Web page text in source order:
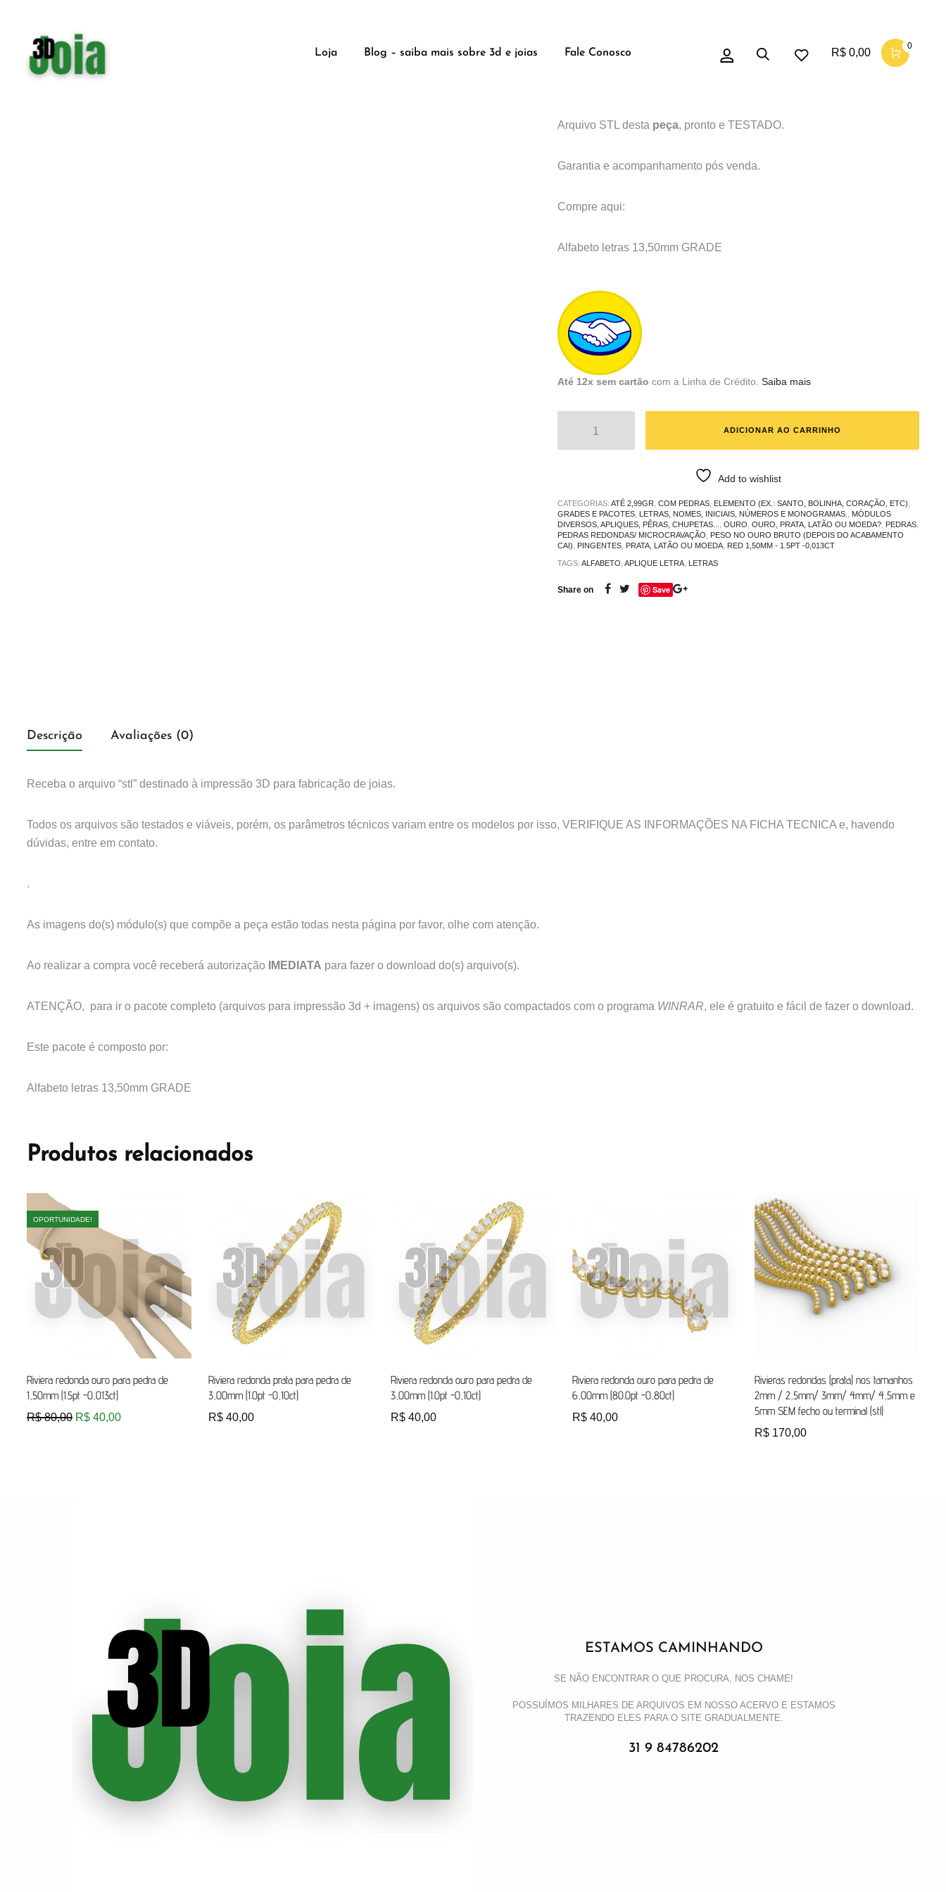
Loja Blog – saiba mais sobre 3d e joias Fale Conosco R$ 0,00
0
OPORTUNIDADE! Alfabeto letras 13,50mm GRADE
Arquivo STL desta peça, pronto e TESTADO.
Garantia e acompanhamento pós venda.
Compre aqui:
Alfabeto letras 13,50mm GRADE
Até 12x sem cartão com a Linha de Crédito. Saiba mais
ADICIONAR AO CARRINHO
Add to wishlist
CATEGORIAS: ATÉ 2,99GR COM PEDRAS, ELEMENTO (EX.: SANTO, BOLINHA, CORAÇÃO, ETC)
GRADES E PACOTES, LETRAS, NOMES, INICIAIS, NÚMEROS E MONOGRAMAS.
MÓDULOS
DIVERSOS, APLIQUES, PÊRAS, CHUPETAS...
OURO OURO, PRATA, LATÃO OU MOEDA?, PEDRAS,
PEDRAS REDONDAS/ MICROCRAVAÇÃO
PESO NO OURO BRUTO (DEPOIS DO ACABAMENTO
CAI)
PINGENTES, PRATA, LATÃO OU MOEDA, RED 1,50MM - 1.5PT -0,013CT
TAGS: ALFABETO APLIQUE LETRA, LETRAS
Share on Save
Descrição Avaliações (0)
Receba o arquivo “stl” destinado à impressão 3D para fabricação de joias.
Todos os arquivos são testados e viáveis, porém, os parâmetros técnicos variam entre os modelos por isso, VERIFIQUE AS INFORMAÇÕES NA FICHA TECNICA e, havendo
dúvidas, entre em contato.
.
As imagens do(s) módulo(s) que compõe a peça estão todas nesta página por favor, olhe com atenção.
Ao realizar a compra você receberá autorização IMEDIATA para fazer o download do(s) arquivo(s).
ATENÇÃO, para ir o pacote completo (arquivos para impressão 3d + imagens) os arquivos são compactados com o programa WINRAR, ele é gratuito e fácil de fazer o download.
Este pacote é composto por:
Alfabeto letras 13,50mm GRADE
Produtos relacionados
OPORTUNIDADE!
Riviera redonda ouro para pedra de
1,50mm (1.5pt -0,013ct)
R$80,00 R$ 40,00
Riviera redonda prata para pedra de
3,00mm (1.0pt -0,10ct)
R$ 40,00
Riviera redonda ouro para pedra de
3,00mm (1.0pt -0,10ct)
R$40,00
Riviera redonda ouro para pedra de
6,00mm (80.0pt -0,80ct)
R$ 40,00
Rivieras redondas (prata) nos tamanhos
2mm / 2,5mm/ 3mm/ 4mm/ 4,5mm e
5mm SEM fecho ou terminal (stl)
R$170,00
ESTAMOS CAMINHANDO
SE NÃO ENCONTRAR O QUE PROCURA, NOS CHAME!
POSSUÍMOS MILHARES DE ARQUIVOS EM NOSSO ACERVO E ESTAMOS
TRAZENDO ELES PARA O SITE GRADUALMENTE.
31 9 84786202